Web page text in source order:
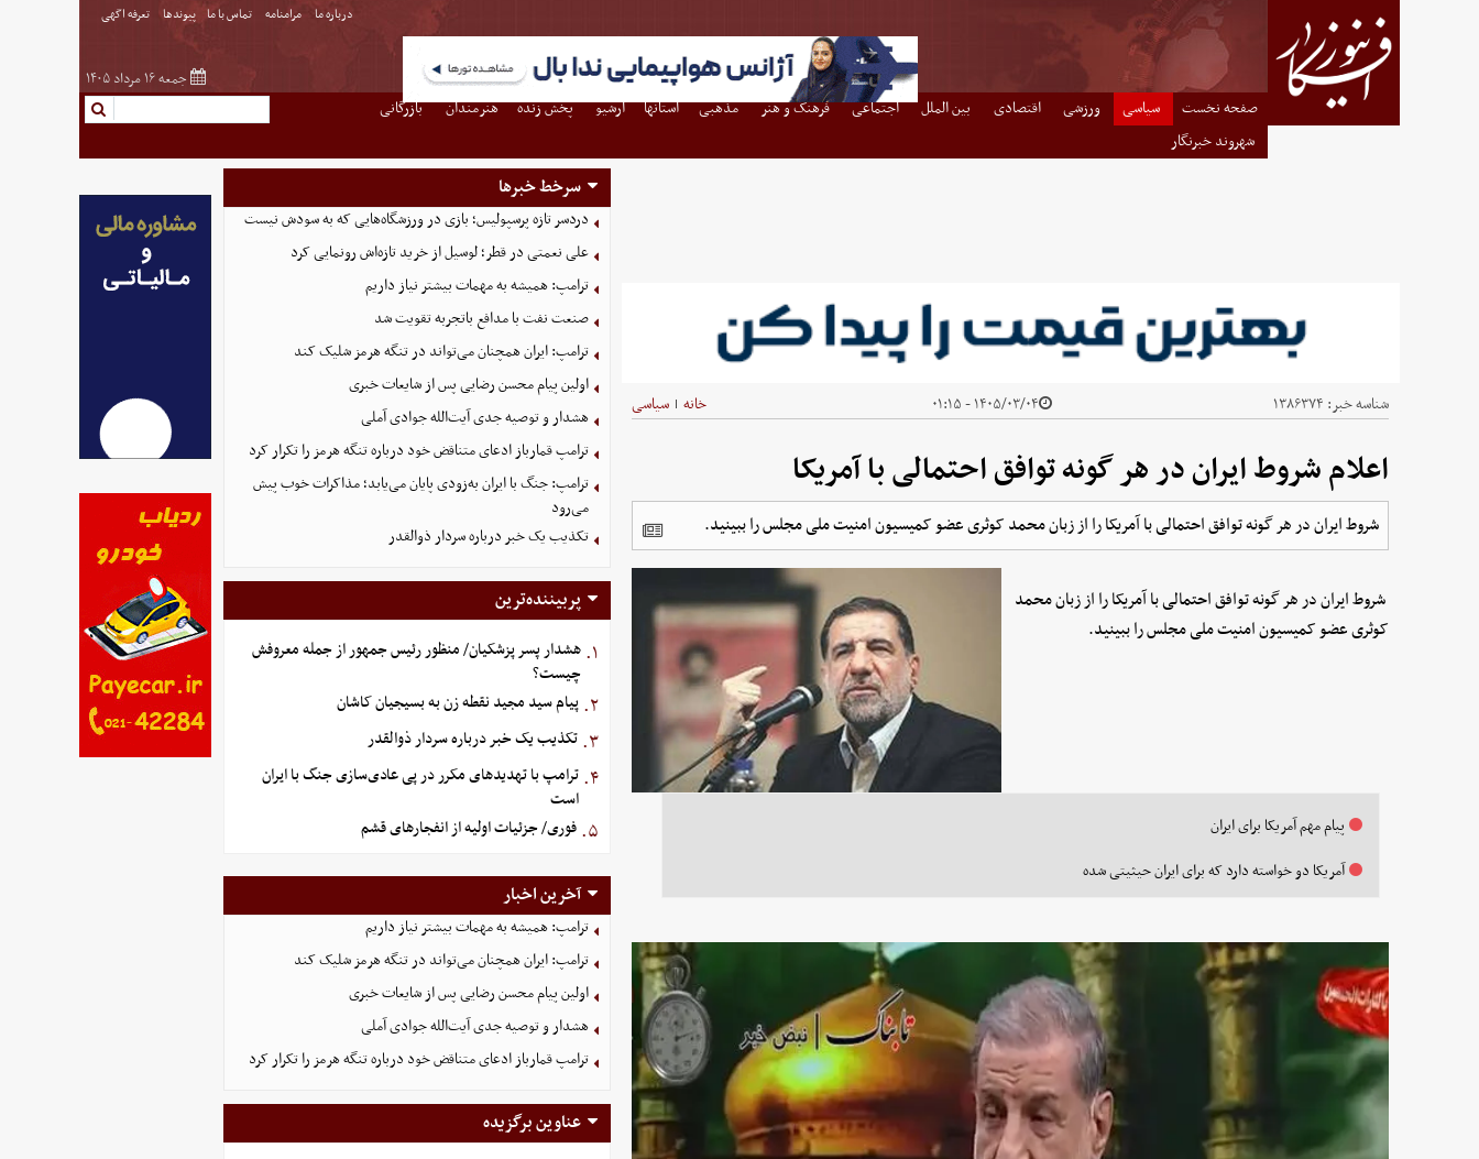
درباره ما مرامنامه تماس با ما پیوندها تعرفه اگهی
جمعه ۱۶ مرداد ۱۴۰۵
صفحه نخست سیاسی ورزشی اقتصادی بین الملل اجتماعی فرهنگ و هنر مذهبی استانها آرشیو پخش زنده هنرمندان
بازرگانی
شهروند خبرنگار
شناسه خبر: ۱۳۸۶۳۷۴ ۱۴۰۵/۰۳/۰۴ - ۰۱:۱۵ خانه | سیاسی
اعلام شروط ایران در هر گونه توافق احتمالی با آمریکا
شروط ایران در هر گونه توافق احتمالی با آمریکا را از زبان محمد کوثری عضو کمیسیون امنیت ملی مجلس را ببینید.
شروط ایران در هر گونه توافق احتمالی با آمریکا را از زبان محمد
کوثری عضو کمیسیون امنیت ملی مجلس را ببینید.
پیام مهم آمریکا برای ایران
آمریکا دو خواسته دارد که برای ایران حیثیتی شده
سرخط خبرها
دردسر تازه پرسپولیس؛ بازی در ورزشگاه‌هایی که به سودش نیست
علی نعمتی در قطر؛ لوسیل از خرید تازه‌اش رونمایی کرد
ترامپ: همیشه به مهمات بیشتر نیاز داریم
صنعت نفت با مدافع باتجربه تقویت شد
ترامپ: ایران همچنان می‌تواند در تنگه هرمز شلیک کند
اولین پیام محسن رضایی پس از شایعات خبری
هشدار و توصیه جدی آیت‌الله جوادی آملی
ترامپ قمارباز ادعای متناقض خود درباره تنگه هرمز را تکرار کرد
ترامپ: جنگ با ایران به‌زودی پایان می‌یابد؛ مذاکرات خوب پیش
می‌رود
تکذیب یک خبر درباره سردار ذوالقدر
پربیننده‌ترین
۱. هشدار پسر پزشکیان/ منظور رئیس جمهور از جمله معروفش
چیست؟
۲. پیام سید مجید نقطه زن به بسیجیان کاشان
۳. تکذیب یک خبر درباره سردار ذوالقدر
۴. ترامپ با تهدیدهای مکرر در پی عادی‌سازی جنگ با ایران
است
۵. فوری/ جزئیات اولیه از انفجارهای قشم
آخرین اخبار
ترامپ: همیشه به مهمات بیشتر نیاز داریم
ترامپ: ایران همچنان می‌تواند در تنگه هرمز شلیک کند
اولین پیام محسن رضایی پس از شایعات خبری
هشدار و توصیه جدی آیت‌الله جوادی آملی
ترامپ قمارباز ادعای متناقض خود درباره تنگه هرمز را تکرار کرد
عناوین برگزیده